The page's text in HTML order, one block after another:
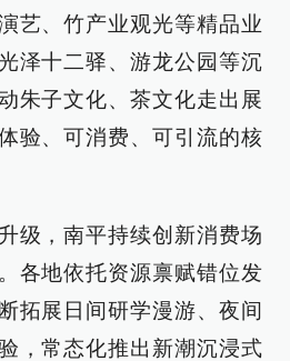
艺、竹产业观光等精品业
泽十二驿、游龙公园等沉
朱子文化、茶文化走出展
验、可消费、可引流的核
级，南平持续创新消费场
各地依托资源禀赋错位发
拓展日间研学漫游、夜间
，常态化推出新潮沉浸式